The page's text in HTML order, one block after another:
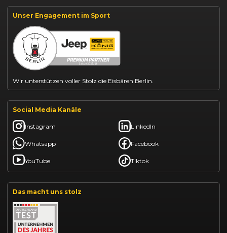
Suzuki Swift finanzieren
BYD Dolphin finanzieren
Kia Ceed finanzieren
Kia Sportage leasen
Mazda CX-30 finanzieren
Citroën C3 leasen
Unser Engagement im Sport
Wir unterstützen voller Stolz die Eisbären Berlin.
Social Media Kanäle
Instagram LinkedIn
Whatsapp Facebook
YouTube Tiktok
Das macht uns stolz